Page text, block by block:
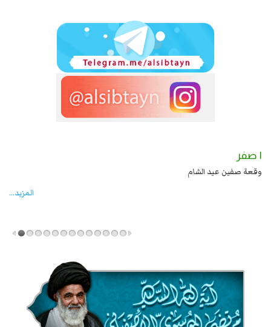
شهادة زيد بن علي بن الحسين عليهما السلام قتل صاحب الزنج